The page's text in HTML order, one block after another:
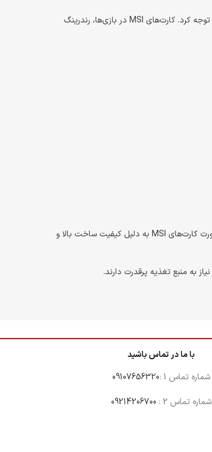
باید به عواملی مانند میزان حافظه گرافیکی (VRAM)، اندازه کارت (برای سازگاری با کیس)، توان مصرفی، قابلیت اورکلاک، و نوع کاربری توجه کرد. کارت‌های MSI در بازی‌ها، رندرینگ
قیمت کارت گرافیک‌های MSI بسته به مدل، ظرفیت حافظه و نوع چیپ متفاوت است. معمولاً از مدل‌های میان‌رده تا نسخه‌های حرفه‌ای را شامل می‌شود. در هر صورت کارت‌های MSI به دلیل کیفیت ساخت بالا و
با ما در تماس باشید
شماره تماس 1 :
09107656320
شماره تماس 2 :